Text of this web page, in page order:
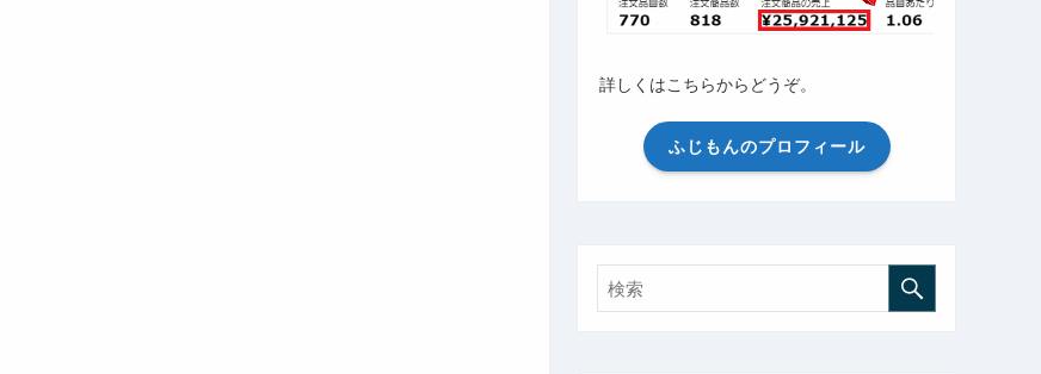
詳しくはこちらからどうぞ。
ふじもんのプロフィール